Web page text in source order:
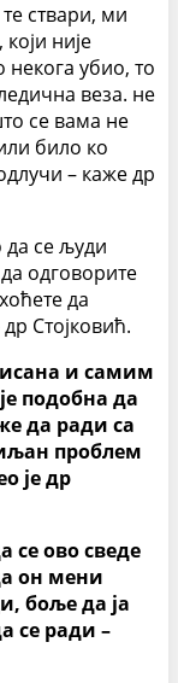
ствари, ми
није
некога убио, то
веза. не
се вама не
било ко
– каже др
да се људи
одговорите
да
Стојковић.
и самим
подобна да
да ради са
проблем
је др
се ово сведе
он мени
боље да ја
се ради –